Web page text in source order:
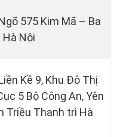
575 Kim Mã – Ba
Nội
Kề 9, Khu Đô Thị
5 Bộ Công An, Yên
Triều Thanh trì Hà